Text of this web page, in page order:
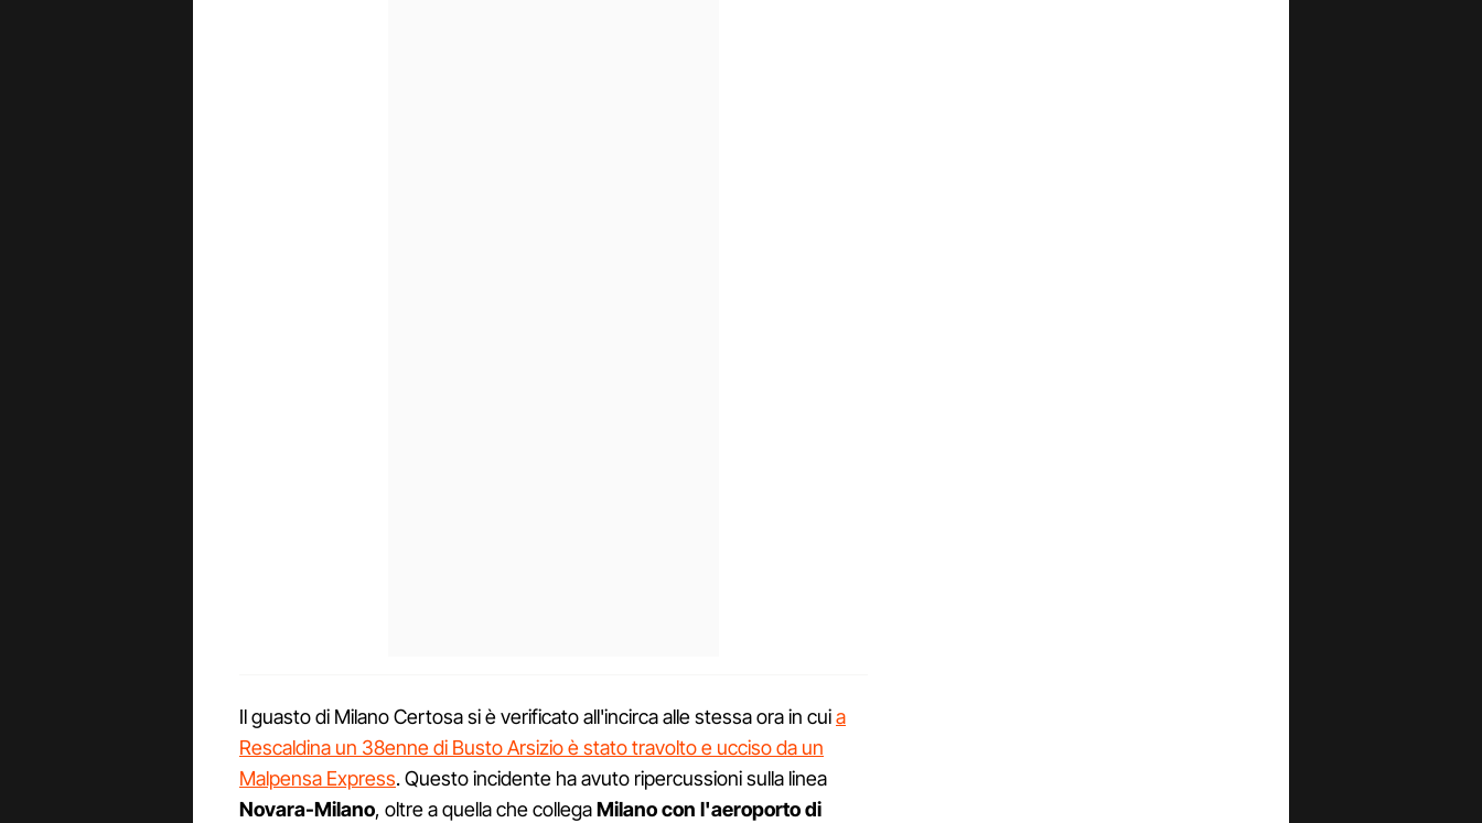
Il guasto di Milano Certosa si è verificato all'incirca alle stessa ora in cuia
Rescaldina un 38enne di Busto Arsizio è stato travolto e ucciso da un
Malpensa Express. Questo incidente ha avuto ripercussioni sulla linea
Novara-Milano, oltre a quella che collegaMilano con l'aeroporto di